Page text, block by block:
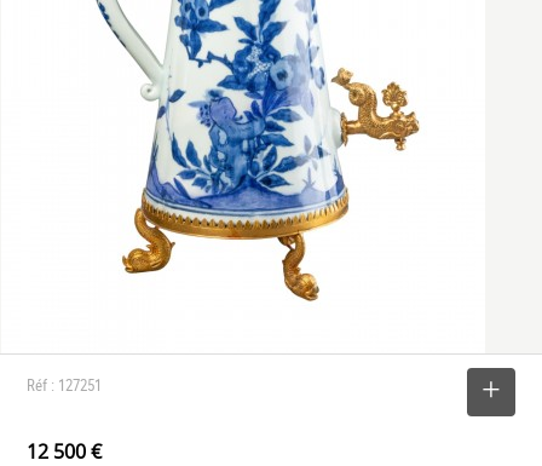
Réf : 127251
12 500 €